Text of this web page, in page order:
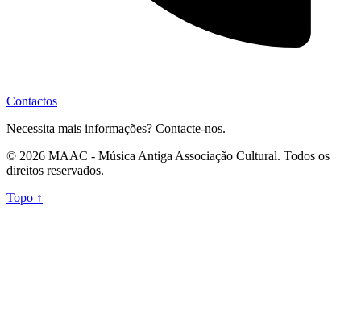
Contactos
Necessita mais informações? Contacte-nos.
© 2026 MAAC - Música Antiga Associação Cultural. Todos os
direitos reservados.
Topo ↑